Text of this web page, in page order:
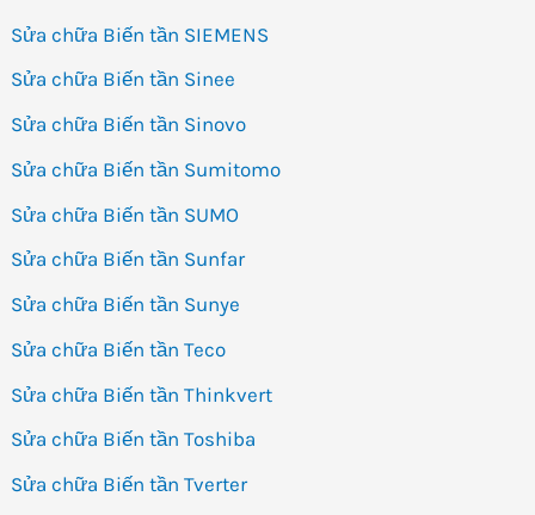
Sửa chữa Biến tần SIEMENS
Sửa chữa Biến tần Sinee
Sửa chữa Biến tần Sinovo
Sửa chữa Biến tần Sumitomo
Sửa chữa Biến tần SUMO
Sửa chữa Biến tần Sunfar
Sửa chữa Biến tần Sunye
Sửa chữa Biến tần Teco
Sửa chữa Biến tần Thinkvert
Sửa chữa Biến tần Toshiba
Sửa chữa Biến tần Tverter